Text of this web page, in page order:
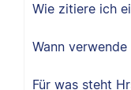
Wie zitiere ich
Wann
Für was steht